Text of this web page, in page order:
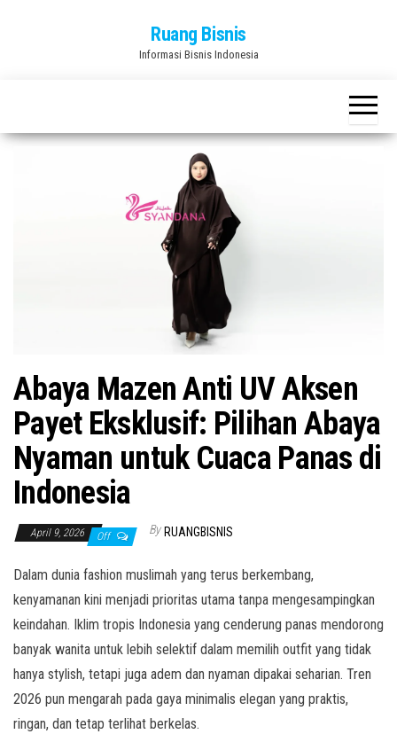
Ruang Bisnis
Informasi Bisnis Indonesia
Abaya Mazen Anti UV Aksen
Payet Eksklusif: Pilihan Abaya
Nyaman untuk Cuaca Panas di
Indonesia
April 9, 2026 Off By RUANGBISNIS
Dalam dunia fashion muslimah yang terus berkembang,
kenyamanan kini menjadi prioritas utama tanpa mengesampingkan
keindahan. Iklim tropis Indonesia yang cenderung panas mendorong
banyak wanita untuk lebih selektif dalam memilih outfit yang tidak
hanya stylish, tetapi juga adem dan nyaman dipakai seharian. Tren
2026 pun mengarah pada gaya minimalis elegan yang praktis,
ringan, dan tetap terlihat berkelas.